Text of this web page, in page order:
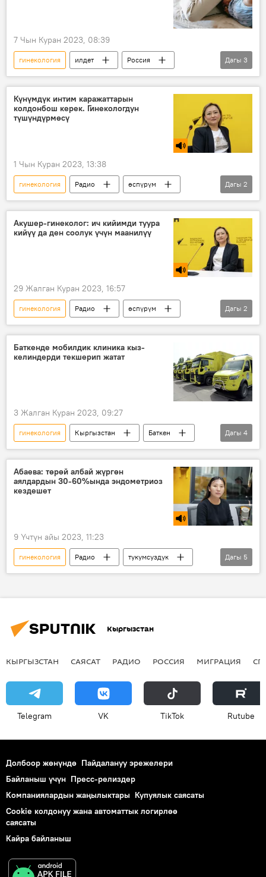
7 Чын Куран 2023, 08:39
гинекология илдет
Россия
ден соолук
аял менструация
Дагы 3
Күнүмдүк интим каражаттарын
колдонбош керек. Гинекологдун
түшүндүрмөсү
1 Чын Куран 2023, 13:38
гинекология Радио
өспүрүм
гигиена
Гүлзат Кабылова
Дагы 2
Акушер-гинеколог: ич кийимди туура
кийүү да ден соолук үчүн маанилүү
29 Жалган Куран 2023, 16:57
гинекология Радио
өспүрүм
гигиена
Гүлзат Кабылова
Дагы 2
Баткенде мобилдик клиника кыз-
келиндерди текшерип жатат
3 Жалган Куран 2023, 09:27
гинекология Кыргызстан
Баткен
ден соолук
мобилдик клиника
аялдар
текшерүү
Дагы 4
Абаева: төрөй албай жүргөн
аялдардын 30-60%ында эндометриоз
кездешет
9 Үчтүн айы 2023, 11:23
гинекология Радио
тукумсуздук
себеп
алдын алуу
дарылоо
Дагы 5
Кыргызстан
КЫРГЫЗСТАН САЯСАТ РАДИО РОССИЯ МИГРАЦИЯ
Telegram VK ТikТоk Rutube
Долбоор жөнүндө Пайдалануу эрежелери
Байланыш үчүн Пресс-релиздер
Компаниялардын жаңылыктары Купуялык саясаты
Cookie колдонуу жана автоматтык логирлөө
саясаты
Кайра байланыш